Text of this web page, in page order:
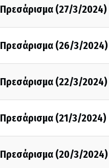
Πρεσάρισμα (27/3/2024)
Πρεσάρισμα (26/3/2024)
Πρεσάρισμα (22/3/2024)
Πρεσάρισμα (21/3/2024)
Πρεσάρισμα (20/3/2024)